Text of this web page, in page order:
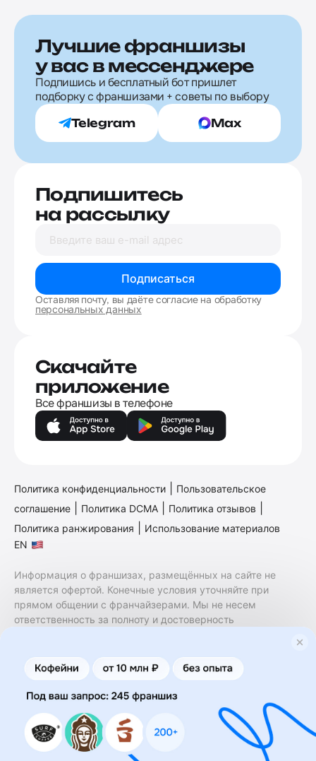
Лучшие франшизы
у вас в мессенджере
Подпишись и бесплатный бот пришлет
подборку с франшизами + советы по выбору
Telegram Max
Подпишитесь
на рассылку
Подписаться
Оставляя почту, вы даёте согласие на обработку
персональных данных
Скачайте
приложение
Все франшизы в телефоне
Политика конфиденциальности
Пользовательское
соглашение
Политика DCMA Политика отзывов
Политика ранжирования
Использование материалов
EN
Информация о франшизах, размещённых на сайте не
является офертой. Конечные условия уточняйте при
прямом общении с франчайзерами. Мы не несем
ответственность за полноту и достоверность
финансовые услуги. Заключение договоров
коммерческой концессии (франчайзинга) осуществляется
правообладателями/их представителями. Бизнесменс.ру
не является посредником или представителем
правообладателя и не несет ответственность за условия
предоставления франшизы и действия лиц,
осуществленные на основании информации, имеющейся